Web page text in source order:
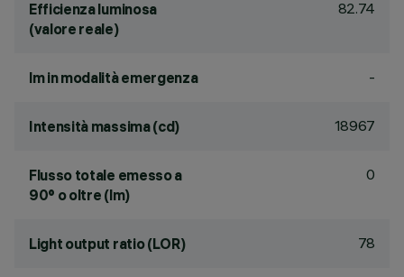
Efficienza luminosa
(valore reale)
82.74
lm in modalità emergenza -
Intensità massima (cd) 18967
Flusso totale emesso a
90° o oltre (lm)
0
Light output ratio (LOR) 78